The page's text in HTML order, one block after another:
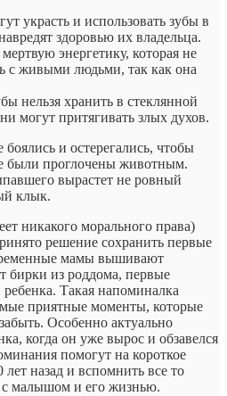
украсть и использовать зубы в
здоровью их владельца.
энергетику, которая не
с живыми людьми, так как она
нельзя хранить в стеклянной
могут притягивать злых духов.
и остерегались, чтобы
были проглочены животным.
вырастет не ровный
клык.
никакого морального права)
решение сохранить первые
мамы вышивают
бирки из роддома, первые
Такая напоминалка
приятные моменты, которые
Особенно актуально
когда он уже вырос и обзавелся
помогут на короткое
лет назад и вспомнить все то
с малышом и его жизнью.